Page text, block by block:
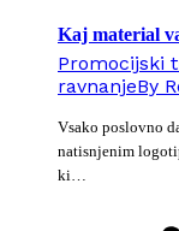
Kaj material
Promocijski
ravnanjeBy
Vsako poslovno
natisnjenim
ki…